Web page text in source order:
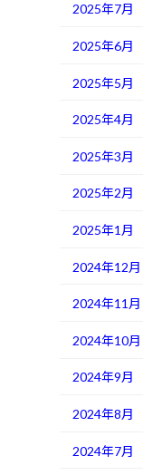
2025年7月
2025年6月
2025年5月
2025年4月
2025年3月
2025年2月
2025年1月
2024年12月
2024年11月
2024年10月
2024年9月
2024年8月
2024年7月